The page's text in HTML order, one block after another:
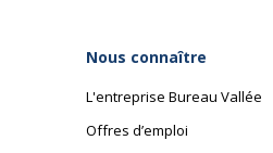
Nous connaître
L'entreprise Bureau Vallée
Offres d’emploi